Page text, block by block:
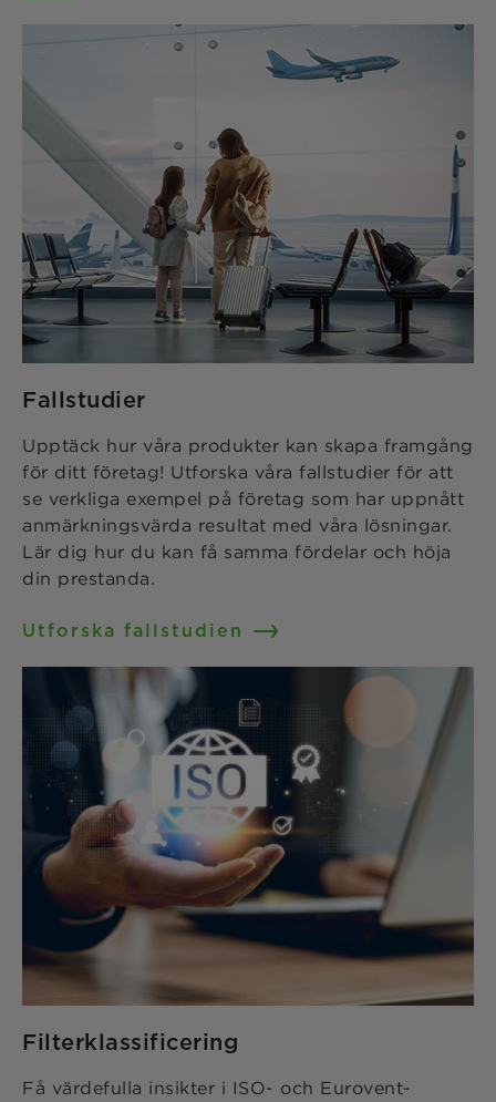
Fallstudier
Upptäck hur våra produkter kan skapa framgång
för ditt företag! Utforska våra fallstudier för att
se verkliga exempel på företag som har uppnått
anmärkningsvärda resultat med våra lösningar.
Lär dig hur du kan få samma fördelar och höja
din prestanda.
Utforska fallstudien
Filterklassificering
Få värdefulla insikter i ISO- och Eurovent-